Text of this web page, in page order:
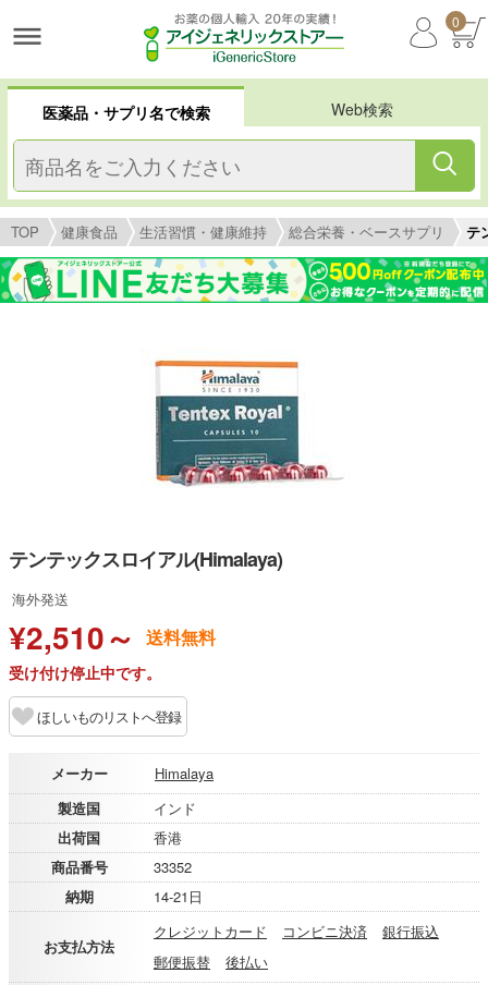
0
医薬品・サプリ名で検索 Web検索
TOP 健康食品 生活習慣・健康維持 総合栄養・ベースサプリ テ
テンテックスロイアル(Himalaya)
海外発送
¥2,510～ 送料無料
受け付け停止中です。
ほしいものリストへ登録
メーカー
Himalaya
製造国
インド
出荷国
香港
商品番号
33352
納期
14-21日
お支払方法
クレジットカード コンビニ決済
銀行振込
郵便振替
後払い